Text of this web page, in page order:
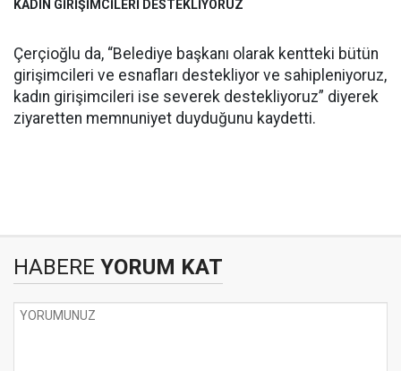
KADIN GİRİŞİMCİLERİ DESTEKLİYORUZ
Çerçioğlu da, “Belediye başkanı olarak kentteki bütün
girişimcileri ve esnafları destekliyor ve sahipleniyoruz,
kadın girişimcileri ise severek destekliyoruz” diyerek
ziyaretten memnuniyet duyduğunu kaydetti.
HABERE YORUM KAT